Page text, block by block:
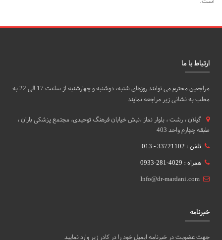
ارتباط با ما
مراجعین محترم می توانند روزهای شنبه، دوشنبه و چهارشنبه از ساعت 17 الی 22 به
مطب به نشانی زیر مراجعه نمایند
گيلان ، رشت ، بلوار نماز ،نبش خیابان فرهنگ توحیدی، مجتمع پزشکی باران ،
طبقه چهارم واحد 403
تلفن : 33721102 - 013
همراه : 4029-281-0933
Info@dr-mardani.com
خبرنامه
جهت عضویت در خبرنامه ایمیل خود را در کادر زیر وارد نمایید